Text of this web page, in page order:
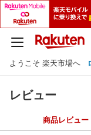
ようこそ 楽天市場へ
レビュー
商品レビュー